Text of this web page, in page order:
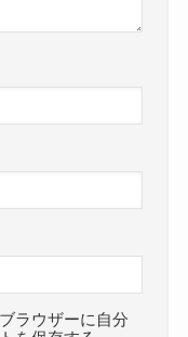
ラウザーに自分